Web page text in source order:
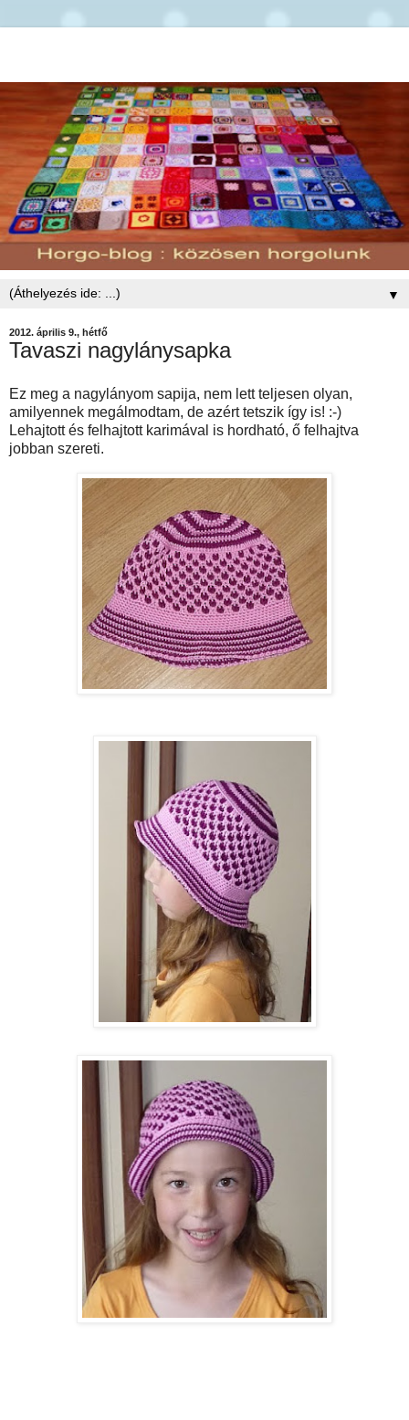
▼
2012. április 9., hétfő
Tavaszi nagylánysapka
Ez meg a nagylányom sapija, nem lett teljesen olyan,
amilyennek megálmodtam, de azért tetszik így is! :-)
Lehajtott és felhajtott karimával is hordható, ő felhajtva
jobban szereti.